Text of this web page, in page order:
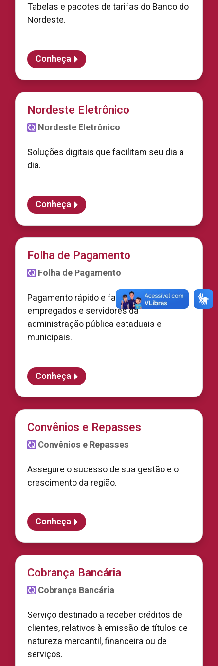
Tabelas e pacotes de tarifas do Banco do
Nordeste.
Conheça
Nordeste Eletrônico
Nordeste Eletrônico
Soluções digitais que facilitam seu dia a
dia.
Conheça
Folha de Pagamento
Folha de Pagamento
Pagamento rápido e facilitado de
empregados e servidores da
administração pública estaduais e
municipais.
Conheça
Convênios e Repasses
Convênios e Repasses
Assegure o sucesso de sua gestão e o
crescimento da região.
Conheça
Cobrança Bancária
Cobrança Bancária
Serviço destinado a receber créditos de
clientes, relativos à emissão de títulos de
natureza mercantil, financeira ou de
serviços.